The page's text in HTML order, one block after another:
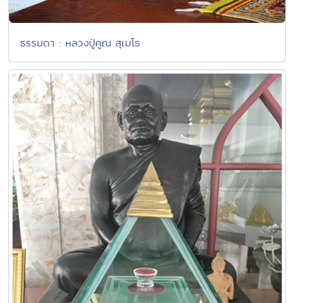
ธรรมดา : หลวงปู่คูณ สุเมโธ